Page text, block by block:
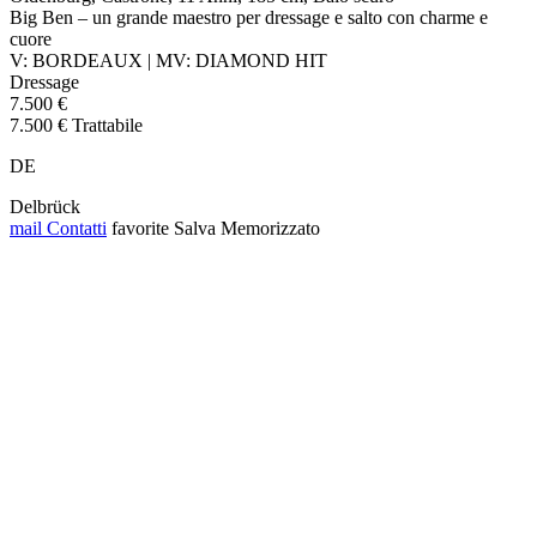
Big Ben – un grande maestro per dressage e salto con charme e
cuore
V: BORDEAUX | MV: DIAMOND HIT
Dressage
7.500 €
7.500 € Trattabile
DE
Delbrück
mail Contatti favorite Salva Memorizzato